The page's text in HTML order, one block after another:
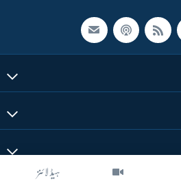
ہیڈ لائنز